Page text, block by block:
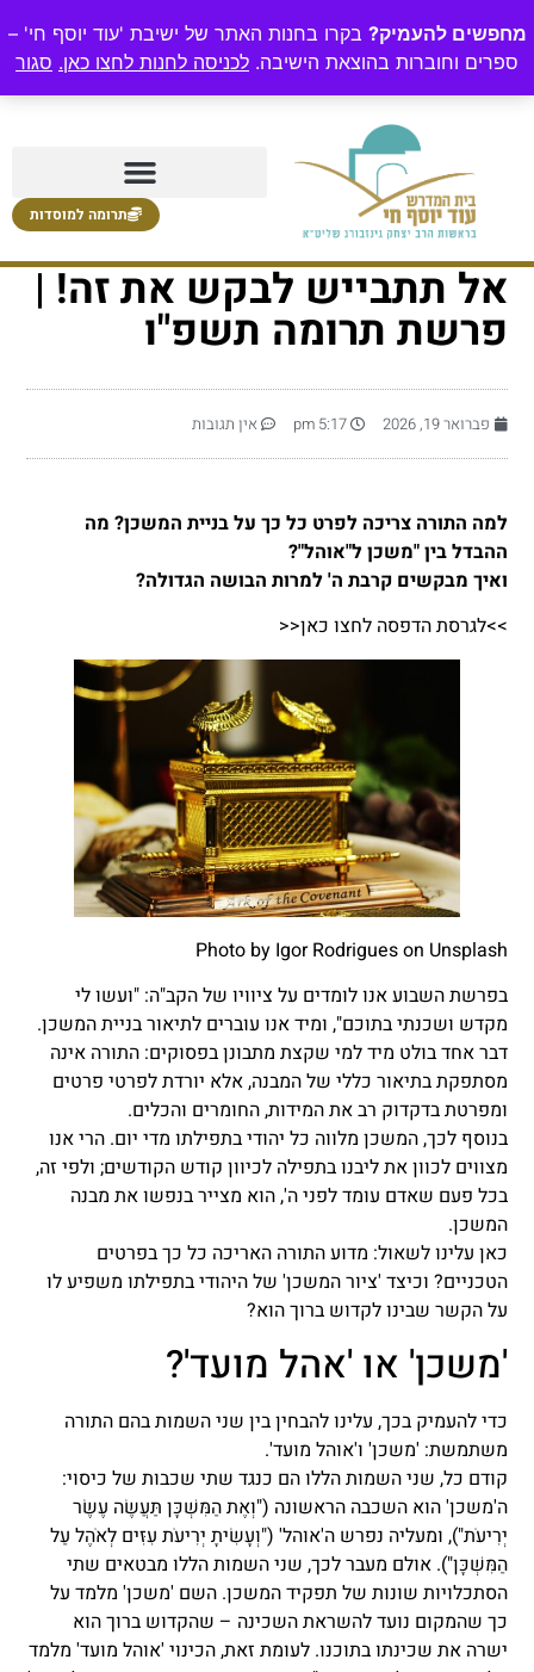
מחפשים להעמיק? בקרו בחנות האתר של ישיבת 'עוד יוסף חי' –
ספרים וחוברות בהוצאת הישיבה. לכניסה לחנות לחצו כאן. סגור
תרומה למוסדות
אל תתבייש לבקש את זה! |
פרשת תרומה תשפ"ו
פברואר 19, 2026 5:17 pm אין תגובות
למה התורה צריכה לפרט כל כך על בניית המשכן? מה
ההבדל בין "משכן ל"אוהל"?
ואיך מבקשים קרבת ה' למרות הבושה הגדולה?
>>לגרסת הדפסה לחצו כאן<<
Photo by Igor Rodrigueson Unsplash
בפרשת השבוע אנו לומדים על ציוויו של הקב"ה: "ועשו לי
מקדש ושכנתי בתוכם", ומיד אנו עוברים לתיאור בניית המשכן.
דבר אחד בולט מיד למי שקצת מתבונן בפסוקים: התורה אינה
מסתפקת בתיאור כללי של המבנה, אלא יורדת לפרטי פרטים
ומפרטת בדקדוק רב את המידות, החומרים והכלים.
בנוסף לכך, המשכן מלווה כל יהודי בתפילתו מדי יום. הרי אנו
מצווים לכוון את ליבנו בתפילה לכיוון קודש הקודשים; ולפי זה,
בכל פעם שאדם עומד לפני ה', הוא מצייר בנפשו את מבנה
המשכן.
כאן עלינו לשאול: מדוע התורה האריכה כל כך בפרטים
הטכניים? וכיצד 'ציור המשכן' של היהודי בתפילתו משפיע לו
על הקשר שבינו לקדוש ברוך הוא?
'משכן' או 'אהל מועד'?
כדי להעמיק בכך, עלינו להבחין בין שני השמות בהם התורה
משתמשת: 'משכן' ו'אוהל מועד'.
קודם כל, שני השמות הללו הם כנגד שתי שכבות של כיסוי:
ה'משכן' הוא השכבה הראשונה ("וְאֶת הַמִּשְׁכָּן תַּעֲשֶׂה עֶשֶׂר
יְרִיעֹת"), ומעליה נפרש ה'אוהל' ("וְעָשִׂיתָ יְרִיעֹת עִזִּים לְאֹהֶל עַל
הַמִּשְׁכָּן"). אולם מעבר לכך, שני השמות הללו מבטאים שתי
הסתכלויות שונות של תפקיד המשכן. השם 'משכן' מלמד על
כך שהמקום נועד להשראת השכינה – שהקדוש ברוך הוא
ישרה את שכינתו בתוכנו. לעומת זאת, הכינוי 'אוהל מועד' מלמד